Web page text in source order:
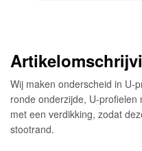
Wij maken onderscheid in U-
ronde onderzijde, U-
met een verdikking, zodat
stootrand.